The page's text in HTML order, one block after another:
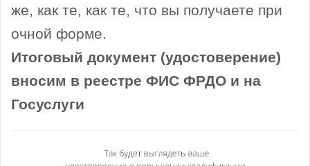
же, как те, как те, что вы получаете при
очной форме.
Итоговый документ (удостоверение)
вносим в реестре ФИС ФРДО и на
Госуслуги